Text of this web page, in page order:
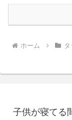
ホーム
子供が寝てる